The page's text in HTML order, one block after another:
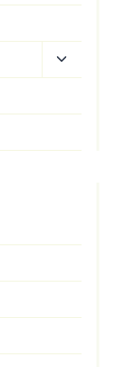
Toggle
child